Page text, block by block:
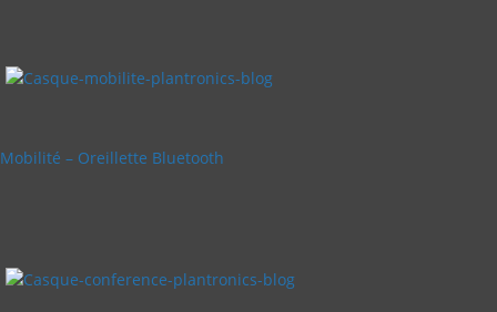
Mobilité – Oreillette Bluetooth